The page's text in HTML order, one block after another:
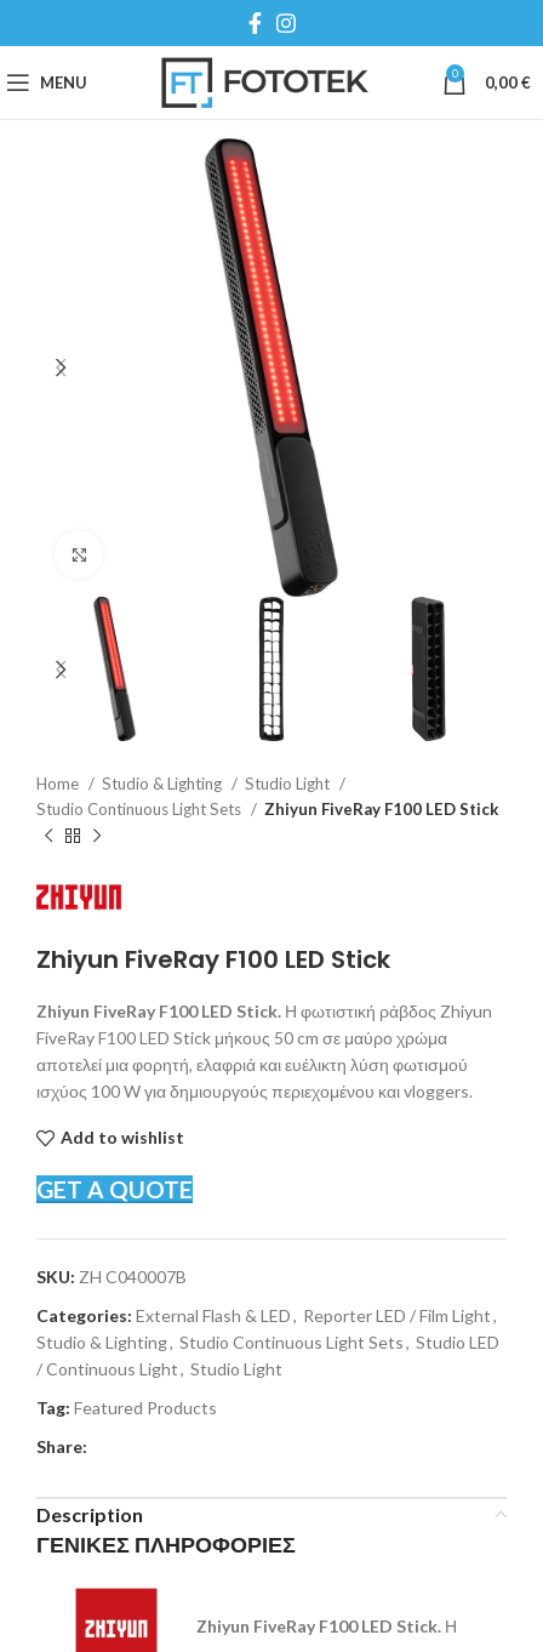
MENU 0 0,00€
Home Studio & Lighting
Studio Light
Studio Continuous Light Sets
Zhiyun FiveRay F100 LED Stick
Zhiyun FiveRay F100 LED Stick
Zhiyun FiveRay F100 LED Stick. Η φωτιστική ράβδος Zhiyun
FiveRay F100 LED Stick μήκους 50 cm σε μαύρο χρώμα
αποτελεί μια φορητή, ελαφριά και ευέλικτη λύση φωτισμού
ισχύος 100 W για δημιουργούς περιεχομένου και vloggers.
Add to wishlist
GET A QUOTE
SKU: ZH C040007B
Categories: External Flash & LED, Reporter LED / Film Light,
Studio & Lighting, Studio Continuous Light Sets, Studio LED
/ Continuous Light, Studio Light
Tag: Featured Products
Share:
Description
ΓΕΝΙΚΕΣ ΠΛΗΡΟΦΟΡΙΕΣ
Zhiyun FiveRay F100 LED Stick. Η